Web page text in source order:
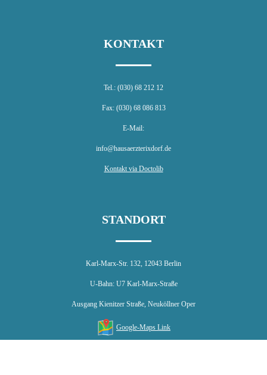
KONTAKT
Tel.: (030) 68 212 12
Fax: (030) 68 086 813
E-Mail:
info@hausaerzterixdorf.de
Kontakt via Doctolib
STANDORT
Karl-Marx-Str. 132, 12043 Berlin
U-Bahn: U7 Karl-Marx-Straße
Ausgang Kienitzer Straße, Neuköllner Oper
Google-Maps Link